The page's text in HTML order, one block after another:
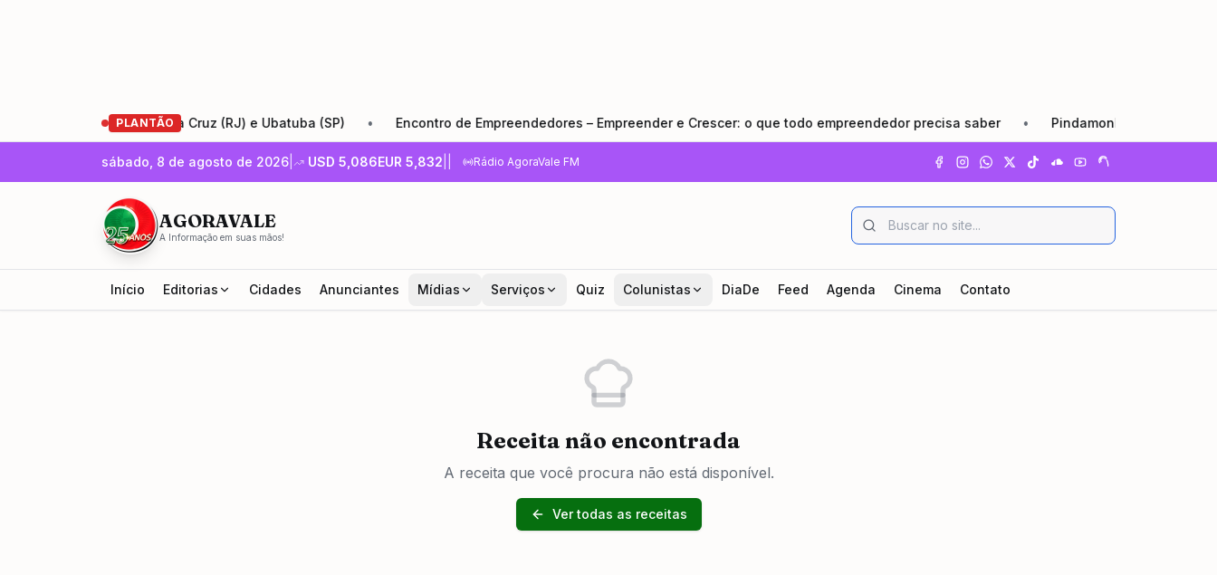
PLANTÃO
entre Santa Cruz (RJ) e Ubatuba (SP) • Encontro de Empreendedores – Empreender e Crescer: o que todo empreendedor precisa saber • Pindamonhangaba lança Agosto
sábado, 8 de agosto de 2026 USD 5,086EUR 5,832 Rádio AgoraVale FM
AGORAVALE
A Informação em suas mãos!
Início Editorias Cidades Anunciantes Mídias Serviços Quiz Colunistas DiaDe Feed Agenda Cinema Contato
Receita não encontrada
A receita que você procura não está disponível.
Ver todas as receitas